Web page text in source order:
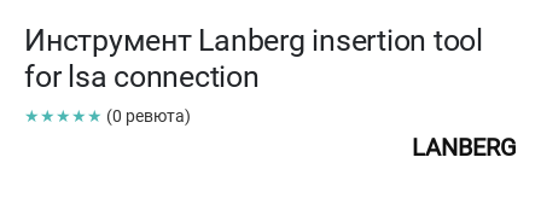
Инструмент Lanberg insertion tool
for lsa connection
★★★★★ (0 ревюта)
LANBERG